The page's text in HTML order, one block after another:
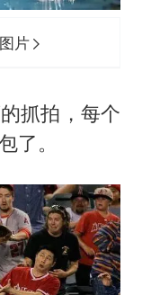
片
抓拍，每个
了。